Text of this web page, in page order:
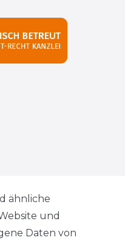
ähnliche
und
Daten von